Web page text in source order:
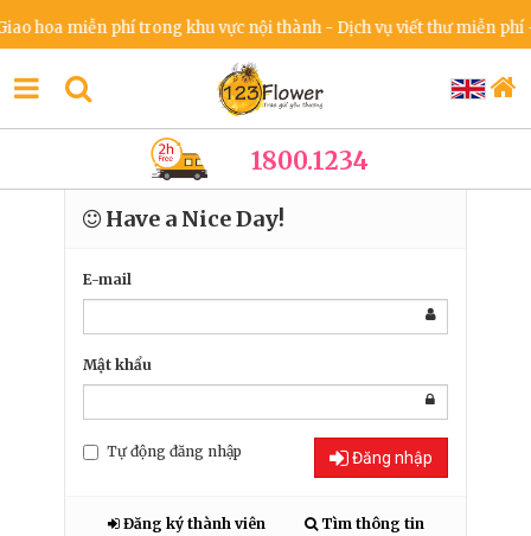
hoa miễn phí trong khu vực nội thành - Dịch vụ viết thư miễn phí
1800.1234
Have a Nice Day!
E-mail
Mật khẩu
Tự động đăng nhập Đăng nhập
Đăng ký thành viên Tìm thông tin